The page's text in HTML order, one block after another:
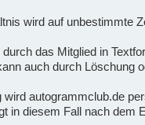
wird auf unbestimmte
das Mitglied in
auch durch Löschung
wird autogrammclub.de
in diesem Fall nach dem